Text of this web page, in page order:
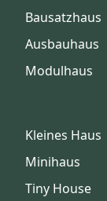
Bausatzhaus
Ausbauhaus
Modulhaus
Kleines Haus
Minihaus
Tiny House